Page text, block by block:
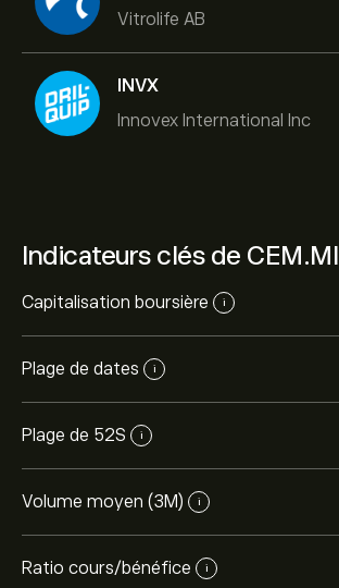
Vitrolife AB
INVX
Innovex International Inc
Indicateurs clés de CEM.MI
Capitalisation boursière i
Plage de dates i
Plage de 52S i
Volume moyen (3M) i
Ratio cours/bénéfice i